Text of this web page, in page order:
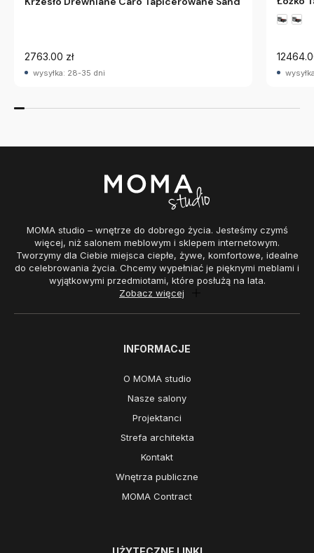
2763.00 zł
wysyłka: 28-35 dni
MOMA studio – wnętrze do dobrego życia. Jesteśmy czymś
więcej, niż salonem meblowym i sklepem internetowym.
Tworzymy dla Ciebie miejsca ciepłe, żywe, komfortowe, idealne
do celebrowania życia. Chcemy wypełniać je pięknymi meblami i
wyjątkowymi przedmiotami, które posłużą na lata.
Zobacz więcej
INFORMACJE
O MOMA studio
Nasze salony
Projektanci
Strefa architekta
Kontakt
Wnętrza publiczne
MOMA Contract